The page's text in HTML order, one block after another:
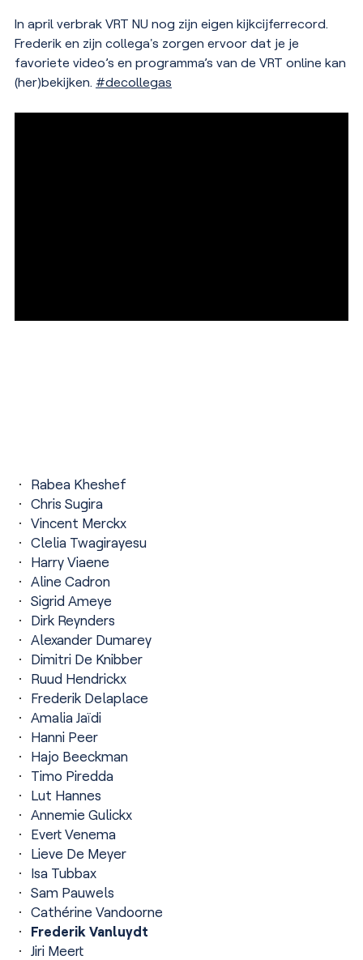
In april verbrak VRT NU nog zijn eigen kijkcijferrecord.
Frederik en zijn collega's zorgen ervoor dat je je
favoriete video’s en programma’s van de VRT online kan
(her)bekijken. #decollegas
Rabea Kheshef
Chris Sugira
Vincent Merckx
Clelia Twagirayesu
Harry Viaene
Aline Cadron
Sigrid Ameye
Dirk Reynders
Alexander Dumarey
Dimitri De Knibber
Ruud Hendrickx
Frederik Delaplace
Amalia Jaïdi
Hanni Peer
Hajo Beeckman
Timo Piredda
Lut Hannes
Annemie Gulickx
Evert Venema
Lieve De Meyer
Isa Tubbax
Sam Pauwels
Cathérine Vandoorne
Frederik Vanluydt
Jiri Meert